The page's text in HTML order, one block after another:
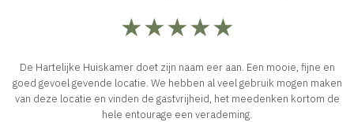
★★★★★
De Hartelijke Huiskamer doet zijn naam eer aan. Een mooie, fijne en
goed gevoel gevende locatie. We hebben al veel gebruik mogen maken
van deze locatie en vinden de gastvrijheid, het meedenken kortom de
hele entourage een verademing.